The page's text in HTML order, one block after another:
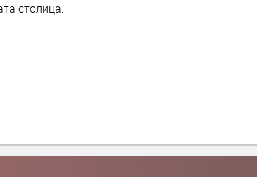
столица.